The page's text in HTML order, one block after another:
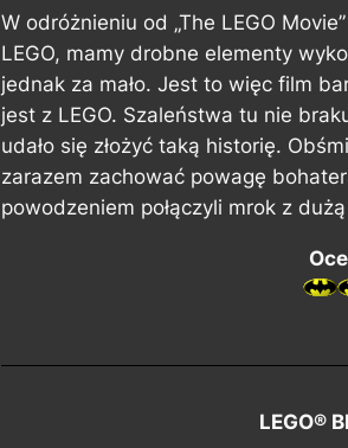
W odróżnieniu od „The LEGO
LEGO, mamy drobne elementy
jednak za mało. Jest to więc film
jest z LEGO. Szaleństwa tu nie
udało się złożyć taką historię.
zarazem zachować powagę
powodzeniem połączyli mrok z
LEGO®